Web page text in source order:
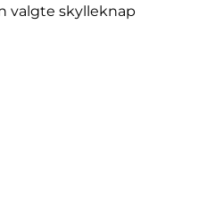
valgte skylleknap